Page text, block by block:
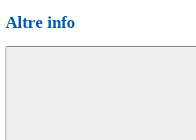
Altre info